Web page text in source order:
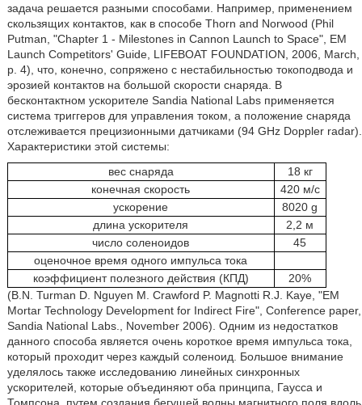
задача решается разными способами. Например, применением
скользящих контактов, как в способе Thorn and Norwood (Phil
Putman, "Chapter 1 - Milestones in Cannon Launch to Space", EM
Launch Competitors' Guide, LIFEBOAT FOUNDATION, 2006, March,
p. 4), что, конечно, сопряжено с нестабильностью токоподвода и
эрозией контактов на большой скорости снаряда. В
бесконтактном ускорителе Sandia National Labs применяется
система триггеров для управления током, а положение снаряда
отслеживается прецизионными датчиками (94 GHz Doppler radar).
Характеристики этой системы:
вес снаряда
18 кг
конечная скорость
420 м/с
ускорение
8020 g
длина ускорителя
2,2 м
число соленоидов
45
оценочное время одного импульса тока
коэффициент полезного действия (КПД)
20%
(В.N. Turman D. Nguyen М. Crawford P. Magnotti R.J. Kaye, "EM
Mortar Technology Development for Indirect Fire", Conference paper,
Sandia National Labs., November 2006). Одним из недостатков
данного способа является очень короткое время импульса тока,
который проходит через каждый соленоид. Большое внимание
уделялось также исследованию линейных синхронных
ускорителей, которые объединяют оба принципа, Гаусса и